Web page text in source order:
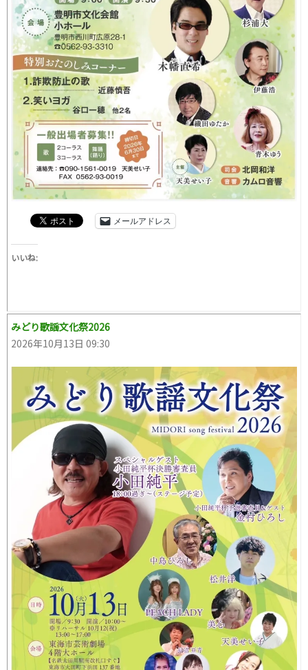
メールアドレス
いいね:
みどり歌謡文化祭2026
2026年10月13日 09:30